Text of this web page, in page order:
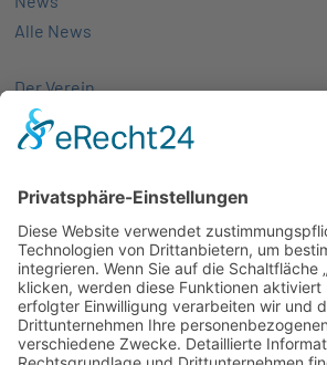
Alle News
Der Verein
Über uns
Aktivitäten
Mitgliedschaft
Partnernetze
Veranstaltungen
Alle Veranstaltungen